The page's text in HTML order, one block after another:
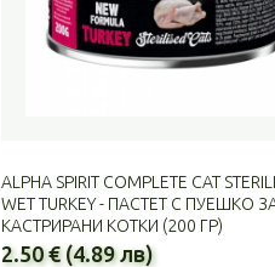
ALPHA SPIRIT COMPLETE CAT
WET TURKEY - ПАСТЕТ С ПУЕШКО
КАСТРИРАНИ КОТКИ (200 ГР)
2.50 € (4.89 лв)